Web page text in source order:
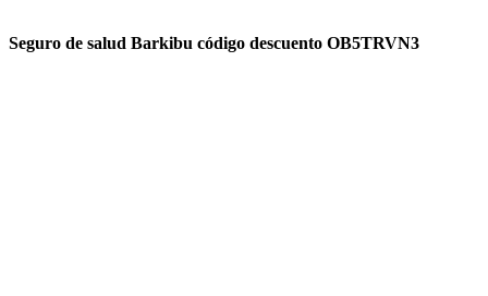
Seguro de salud Barkibu código descuento OB5TRVN3